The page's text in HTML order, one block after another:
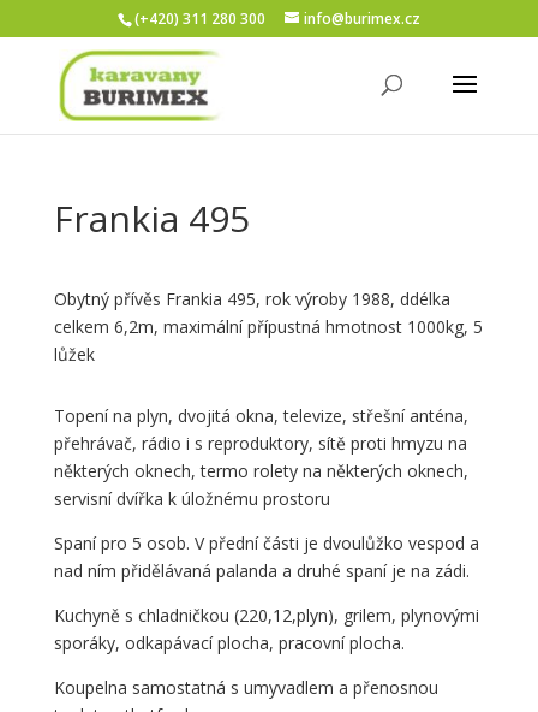
(+420) 311 280 300 info@burimex.cz
Frankia 495
Obytný přívěs Frankia 495, rok výroby 1988, ddélka
celkem 6,2m, maximální přípustná hmotnost 1000kg, 5
lůžek
Topení na plyn, dvojitá okna, televize, střešní anténa,
přehrávač, rádio i s reproduktory, sítě proti hmyzu na
některých oknech, termo rolety na některých oknech,
servisní dvířka k úložnému prostoru
Spaní pro 5 osob. V přední části je dvoulůžko vespod a
nad ním přidělávaná palanda a druhé spaní je na zádi.
Kuchyně s chladničkou (220,12,plyn), grilem, plynovými
sporáky, odkapávací plocha, pracovní plocha.
Koupelna samostatná s umyvadlem a přenosnou